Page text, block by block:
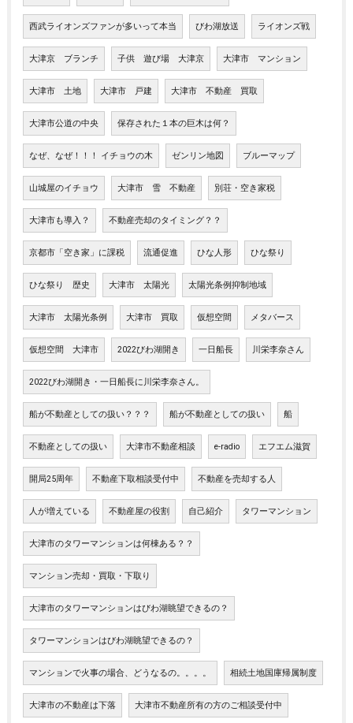
西武ライオンズファンが多いって本当 びわ湖放送 ライオンズ戦
大津京 ブランチ 子供 遊び場 大津京 大津市 マンション
大津市 土地 大津市 戸建 大津市 不動産 買取
大津市公道の中央 保存された１本の巨木は何？
なぜ、なぜ！！！ イチョウの木 ゼンリン地図 ブルーマップ
山城屋のイチョウ 大津市 雪 不動産 別荘・空き家税
大津市も導入？ 不動産売却のタイミング？？
京都市「空き家」に課税 流通促進 ひな人形 ひな祭り
ひな祭り 歴史 大津市 太陽光 太陽光条例抑制地域
大津市 太陽光条例 大津市 買取 仮想空間 メタバース
仮想空間 大津市 2022びわ湖開き 一日船長 川栄李奈さん
2022びわ湖開き・一日船長に川栄李奈さん。
船が不動産としての扱い？？？ 船が不動産としての扱い 船
不動産としての扱い 大津市不動産相談 e-radio エフエム滋賀
開局25周年 不動産下取相談受付中 不動産を売却する人
人が増えている 不動産屋の役割 自己紹介 タワーマンション
大津市のタワーマンションは何棟ある？？
マンション売却・買取・下取り
大津市のタワーマンションはびわ湖眺望できるの？
タワーマンションはびわ湖眺望できるの？
マンションで火事の場合、どうなるの。。。。 相続土地国庫帰属制度
大津市の不動産は下落 大津市不動産所有の方のご相談受付中